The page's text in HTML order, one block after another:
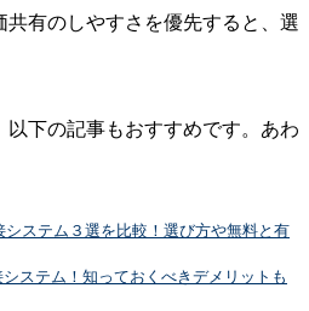
有のしやすさを優先すると、選
以下の記事もおすすめです。あわ
システム３選を比較！選び方や無料と有
ステム！知っておくべきデメリットも